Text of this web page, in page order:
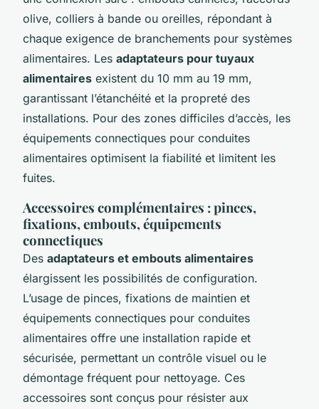
olive, colliers à bande ou oreilles, répondant à
chaque exigence de branchements pour systèmes
alimentaires. Les adaptateurs pour tuyaux
alimentaires existent du 10 mm au 19 mm,
garantissant l’étanchéité et la propreté des
installations. Pour des zones difficiles d’accès, les
équipements connectiques pour conduites
alimentaires optimisent la fiabilité et limitent les
fuites.
Accessoires complémentaires : pinces,
fixations, embouts, équipements
connectiques
Des adaptateurs et embouts alimentaires
élargissent les possibilités de configuration.
L’usage de pinces, fixations de maintien et
équipements connectiques pour conduites
alimentaires offre une installation rapide et
sécurisée, permettant un contrôle visuel ou le
démontage fréquent pour nettoyage. Ces
accessoires sont conçus pour résister aux